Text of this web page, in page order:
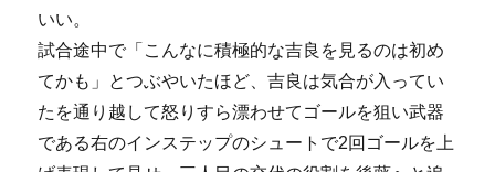
いい。
試合途中で「こんなに積極的な吉良を見るのは初め
てかも」とつぶやいたほど、吉良は気合が入ってい
たを通り越して怒りすら漂わせてゴールを狙い武器
である右のインステップのシュートで2回ゴールを上